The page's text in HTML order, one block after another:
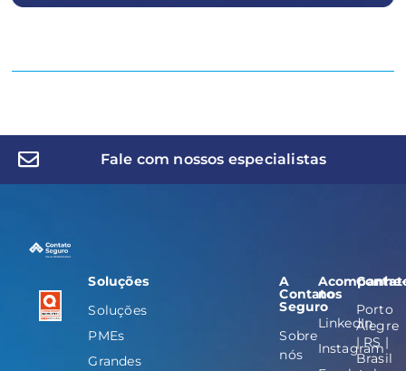
Fale com nossos especialistas
Soluções
Soluções
PMEs
Grandes
A
Contato
Seguro
Sobre
nós
Acompanhe-
nos
LinkedIn
Instagram
Porto
Alegre
| RS |
Brasil